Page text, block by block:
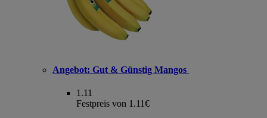
Angebot: Gut & Günstig Mangos
1.11
Festpreis von 1.11€